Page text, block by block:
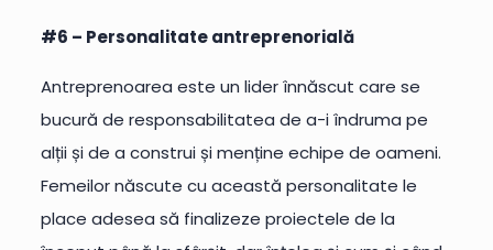
#6 – Personalitate antreprenorială
Antreprenoarea este un lider înnăscut care se
bucură de responsabilitatea de a-i îndruma pe
alții și de a construi și menține echipe de oameni.
Femeilor născute cu această personalitate le
place adesea să finalizeze proiectele de la